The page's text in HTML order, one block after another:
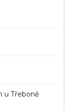
u Třeboně